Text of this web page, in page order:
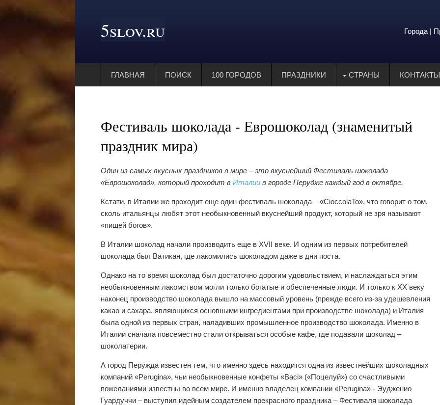
5slov.ru Города |
ГЛАВНАЯ ПОИСК 100 ГОРОДОВ ПРАЗДНИКИ СТРАНЫ КОНТАКТЫ
Фестиваль шоколада - Еврошоколад (знаменитый
праздник мира)
Один из самых вкусных праздников в мире – это вкуснейший Фестиваль шоколада
«Еврошоколад», который проходит в Италиив городе Перудже каждый год в октябре.
Кстати, в Италии же проходит еще один фестиваль шоколада – «CioccolaTo», что говорит о том,
сколь итальянцы любят этот необыкновенный вкуснейший продукт, который не зря называют
«пищей богов».
В Италии шоколад начали производить еще в XVII веке. И одним из первых потребителей
шоколада был Ватикан, где лакомились шоколадом даже в дни поста.
Однако на то время шоколад был достаточно дорогим удовольствием, и наслаждаться этим
необыкновенным лакомством могли только богатые и обеспеченные люди. И только к ХХ веку
наконец производство шоколада вышло на массовый уровень (прежде всего из-за удешевления
какао и сахара, являющихся основными ингредиентами при производстве шоколада) и Италия
была одной из первых стран, наладивших промышленное производство шоколада. Именно в
Италии сначала повсеместно стали открываться особые кафе, где подавали шоколад –
шоколатерии.
А город Перужда известен тем, что именно здесь находится одна из известнейших шоколадных
компаний «Perugina», чьи необыкновенные конфеты «Baci» («Поцелуй») со счастливыми
пожеланиями известны во всем мире. И именно владелец компании «Perugina» - Эудженио
Гуардуччи – выступил идейным создателем прекрасного праздника – Фестиваля шоколада